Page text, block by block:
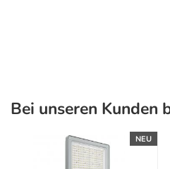
Bei unseren Kunden
NEU